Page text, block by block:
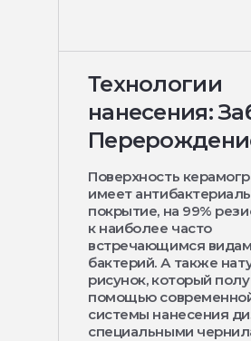
Технологии
нанесения:
Поверхность
имеет
покрытие, на 99%
к наиболее часто
встречающимся видам
бактерий. А также
рисунок, который
помощью
системы нанесения
специальными